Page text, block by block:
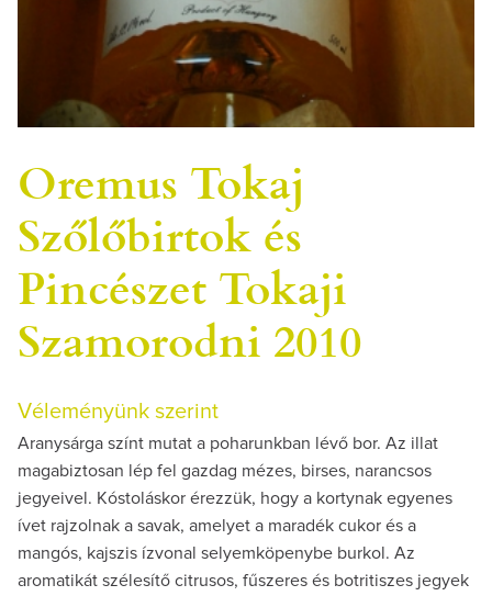
Oremus Tokaj
Szőlőbirtok és
Pincészet Tokaji
Szamorodni 2010
Véleményünk szerint
Aranysárga színt mutat a poharunkban lévő bor. Az illat
magabiztosan lép fel gazdag mézes, birses, narancsos
jegyeivel. Kóstoláskor érezzük, hogy a kortynak egyenes
ívet rajzolnak a savak, amelyet a maradék cukor és a
mangós, kajszis ízvonal selyemköpenybe burkol. Az
aromatikát szélesítő citrusos, fűszeres és botritiszes jegyek